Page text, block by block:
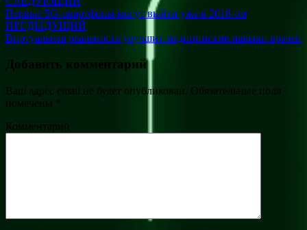
Первые 5G-смартфоны могут выйти уже в 2018-ом
ПРЕДЫДУЩИЙ
Виртуальная реальность улучшит медицинские навыки врачей
Добавить комментарий
Ваш адрес email не будет опубликован.
Обязательные поля
помечены
Комментарий